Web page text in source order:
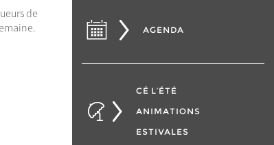
de
AGENDA
CÉ L’ÉTÉ
ANIMATIONS
ESTIVALES